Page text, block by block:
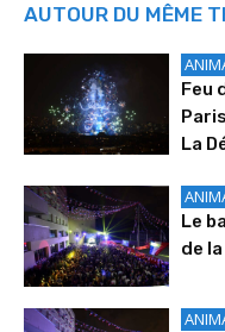
AUTOUR DU MÊME
Feu
La
Le
de